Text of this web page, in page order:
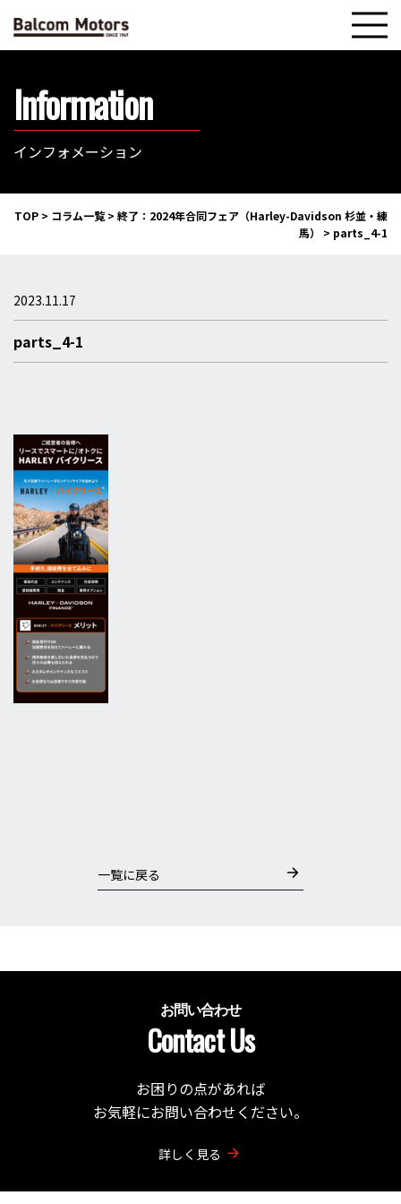
Information
インフォメーション
TOP > コラム一覧> 終了：2024年合同フェア（Harley-Davidson 杉並・練
馬）
> parts_4-1
2023.11.17
parts_4-1
一覧に戻る
お問い合わせ
Contact Us
お困りの点があれば
お気軽にお問い合わせください。
詳しく見る